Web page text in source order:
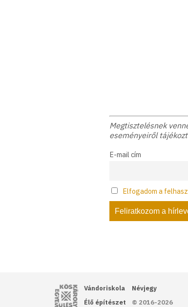
Megtisztelésnek
eseményeiről
E-mail cím
Elfogadom a
Kós Károly Egyesülés
Vándoriskola
Élő építészet
Névjegy
© 2016-2026